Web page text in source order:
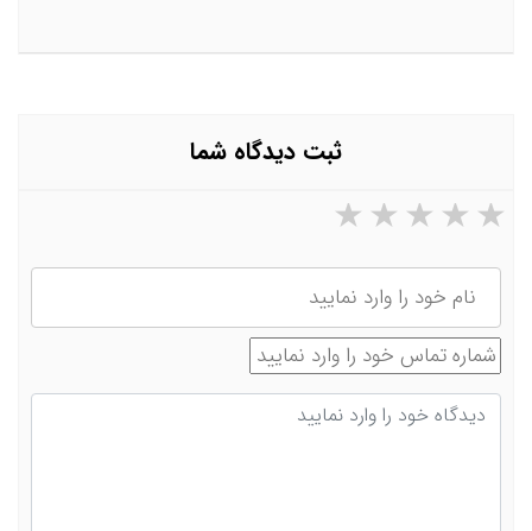
ثبت دیدگاه شما
۵ ستاره از ۵ ۴ ستاره از ۵ ۳ ستاره از ۵ ۲ ستاره از ۵
نام
شماره تماس
دیدگاه